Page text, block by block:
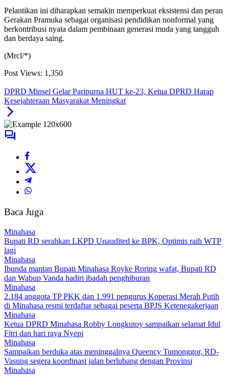
Pelantikan ini diharapkan semakin memperkuat eksistensi dan peran
Gerakan Pramuka sebagai organisasi pendidikan nonformal yang
berkontribusi nyata dalam pembinaan generasi muda yang tangguh
dan berdaya saing.
(Mrcl/*)
Post Views: 1,350
DPRD Minsel Gelar Paripurna HUT ke-23, Ketua DPRD Harap
Kesejahteraan Masyarakat Meningkat
Baca Juga
Minahasa
Bupati RD serahkan LKPD Unaudited ke BPK, Optimis raih WTP
lagi
Minahasa
Ibunda mantan Bupati Minahasa Royke Roring wafat, Bupati RD
dan Wabup Vanda hadiri ibadah penghiburan
Minahasa
2.184 anggota TP PKK dan 1.991 pengurus Koperasi Merah Putih
di Minahasa resmi terdaftar sebagai peserta BPJS Ketenegakerjaan
Minahasa
Ketua DPRD Minahasa Robby Longkutoy sampaikan selamat Idul
Fitri dan hari raya Nyepi
Minahasa
Sampaikan berduka atas meninggalnya Queency Tumonggor, RD-
Vasung segera koordinasi jalan berlubang dengan Provinsi
Minahasa